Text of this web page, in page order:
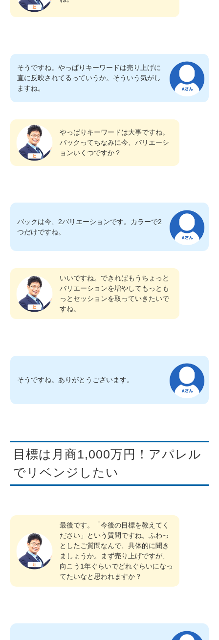
そうですね。やっぱりキーワードは売り上げに
直に反映されてるっていうか。そういう気がし
ますね。
やっぱりキーワードは大事ですね。
バックってちなみに今、バリエーシ
ョンいくつですか？
バックは今、2バリエーションです。カラーで2
つだけですね。
いいですね。できればもうちょっと
バリエーションを増やしてもっとも
っとセッションを取っていきたいで
すね。
そうですね。ありがとうございます。
目標は月商1,000万円！アパレル
でリベンジしたい
最後です。「今後の目標を教えてく
ださい」という質問ですね。ふわっ
としたご質問なんで、具体的に聞き
ましょうか。まず売り上げですが、
向こう1年ぐらいでどれぐらいになっ
てたいなと思われますか？